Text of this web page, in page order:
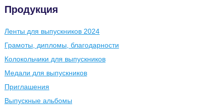
Продукция
Ленты для выпускников 2024
Грамоты, дипломы, благодарности
Колокольчики для выпускников
Медали для выпускников
Приглашения
Выпускные альбомы